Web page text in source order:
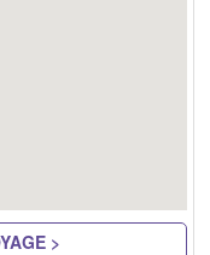
>